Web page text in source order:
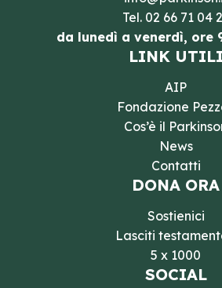
Tel. 02 66 71 04
da lunedì a venerdì, ore
LINK UTILI
AIP
Fondazione
Cos’è il
News
Contatti
DONA ORA
Sostienici
Lasciti
5 x 1000
SOCIAL